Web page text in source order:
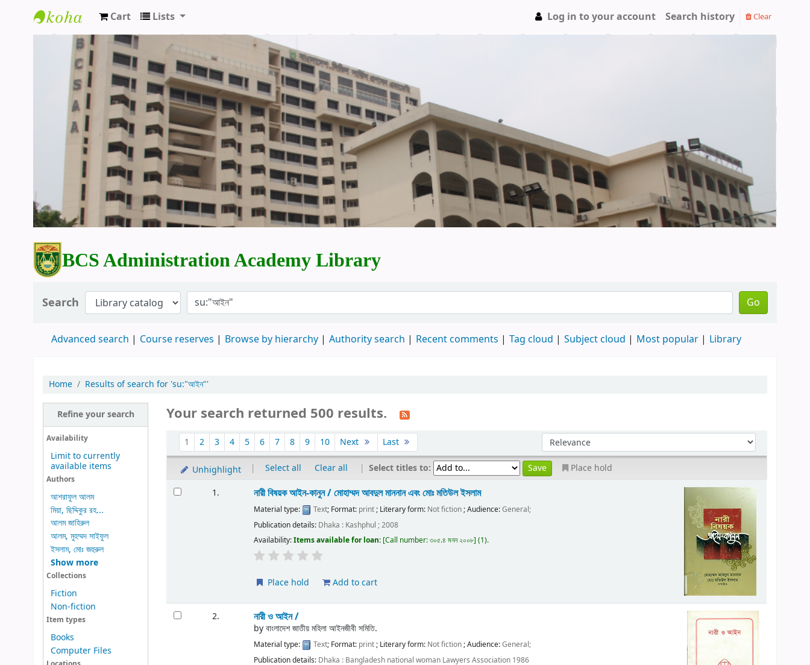
BCS Administration Academy Library
Cart Lists Log in to your account Search history Clear
BCS Administration Academy Library
Search Go
Advanced search Course reserves Browse by hierarchy Authority search Recent comments Tag cloud Subject cloud Most popular Library
Home Results of search for 'su:"আইন"'
Refine your search
Availability
Limit to currently
available items
Authors
আশরাফুল আলম
মিয়া, ছিদ্দিকুর রহ...
আলম জাহিরুল
আলম, মুহম্মদ সাইফুল
ইসলাম, মোঃ জহুরুল
Show more
Collections
Fiction
Non-fiction
Item types
Books
Computer Files
Your search returned 500 results.
1 2 3 4 5 6 7 8 9 10 Next Last
Unhighlight | Select all Clear all | Select titles to:
Place hold
1.
নারী বিষয়ক আইন-কানুন /মোহাম্মদ আবদুল মাননান এবং মোঃ মতিউল ইসলাম
Material type: Text; Format: print; Literary form: Not fiction; Audience:General;
Publication details: Dhaka : Kashphul ;2008
Availability:Items available for loan: Call number:৩০৫.৪ মনন ২০০৮ (1).
Place hold Add to cart
2. নারী ও আইন /
byবাংলাদেশ জাতীয় মহিলা আইনজীবী সমিতি.
Material type: Text; Format: print; Literary form: Not fiction; Audience:General;
Publication details: Dhaka : Bangladesh national woman Lawyers Association 1986